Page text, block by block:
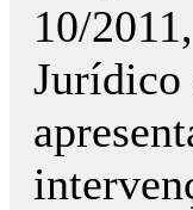
10/
Jurídico